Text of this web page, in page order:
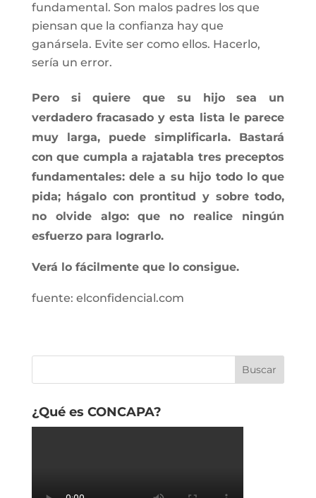
fundamental. Son malos padres los que
piensan que la confianza hay que
ganársela. Evite ser como ellos. Hacerlo,
sería un error.
Pero si quiere que su hijo sea un
verdadero fracasado y esta lista le parece
muy larga, puede simplificarla. Bastará
con que cumpla a rajatabla tres preceptos
fundamentales: dele a su hijo todo lo que
pida; hágalo con prontitud y sobre todo,
no olvide algo: que no realice ningún
esfuerzo para lograrlo.
Verá lo fácilmente que lo consigue.
fuente: elconfidencial.com
¿Qué es CONCAPA?